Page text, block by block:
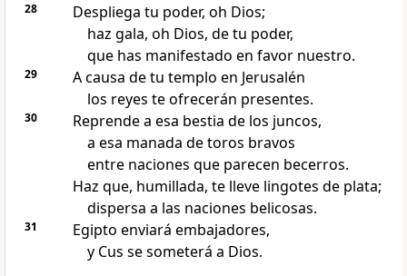
28
Despliega tu poder, oh Dios;
haz gala, oh Dios, de tu poder,
que has manifestado en favor nuestro.
29
A causa de tu templo en Jerusalén
los reyes te ofrecerán presentes.
30
Reprende a esa bestia de los juncos,
a esa manada de toros bravos
entre naciones que parecen becerros.
Haz que, humillada, te lleve lingotes de plata;
dispersa a las naciones belicosas.
31
Egipto enviará embajadores,
y Cus se someterá a Dios.